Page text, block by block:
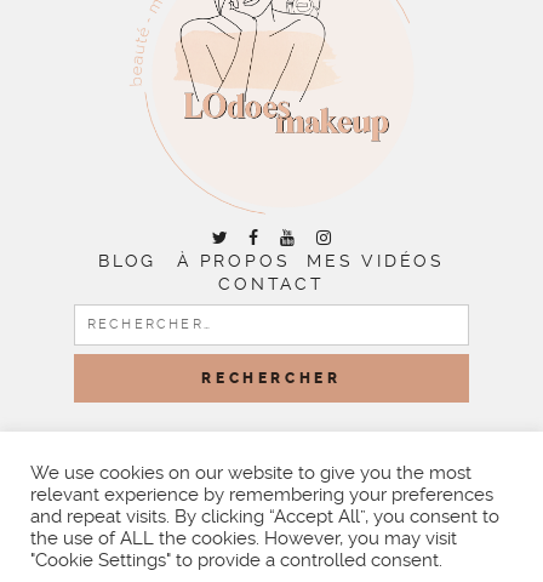
BLOG À PROPOS
MES VIDÉOS
CONTACT
RECHERCHER :
BY LITTLE THEME SHOP
We use cookies on our website to give you the most
relevant experience by remembering your preferences
and repeat visits. By clicking “Accept All”, you consent to
the use of ALL the cookies. However, you may visit
"Cookie Settings" to provide a controlled consent.